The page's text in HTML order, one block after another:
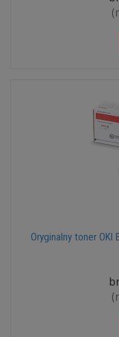
Oryginalny toner OKI